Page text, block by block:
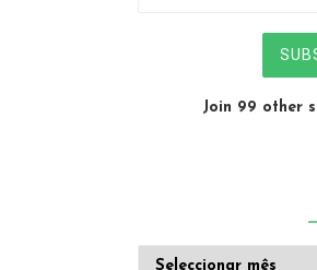
Join 99 other